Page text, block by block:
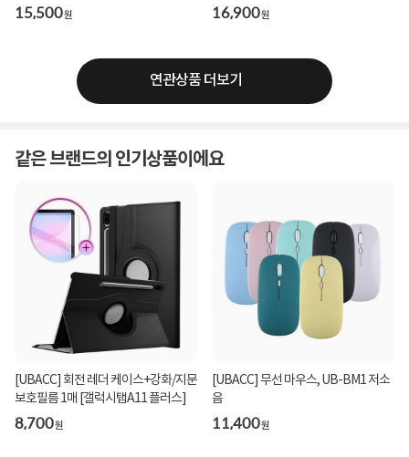
15,500원 16,900원
연관상품 더보기
같은 브랜드의 인기상품이에요
[UBACC] 회전 레더 케이스+강화/지문
보호필름 1매 [갤럭시탭A11 플러스]
8,700원
[UBACC] 무선 마우스, UB-BM1 저소
음
11,400원